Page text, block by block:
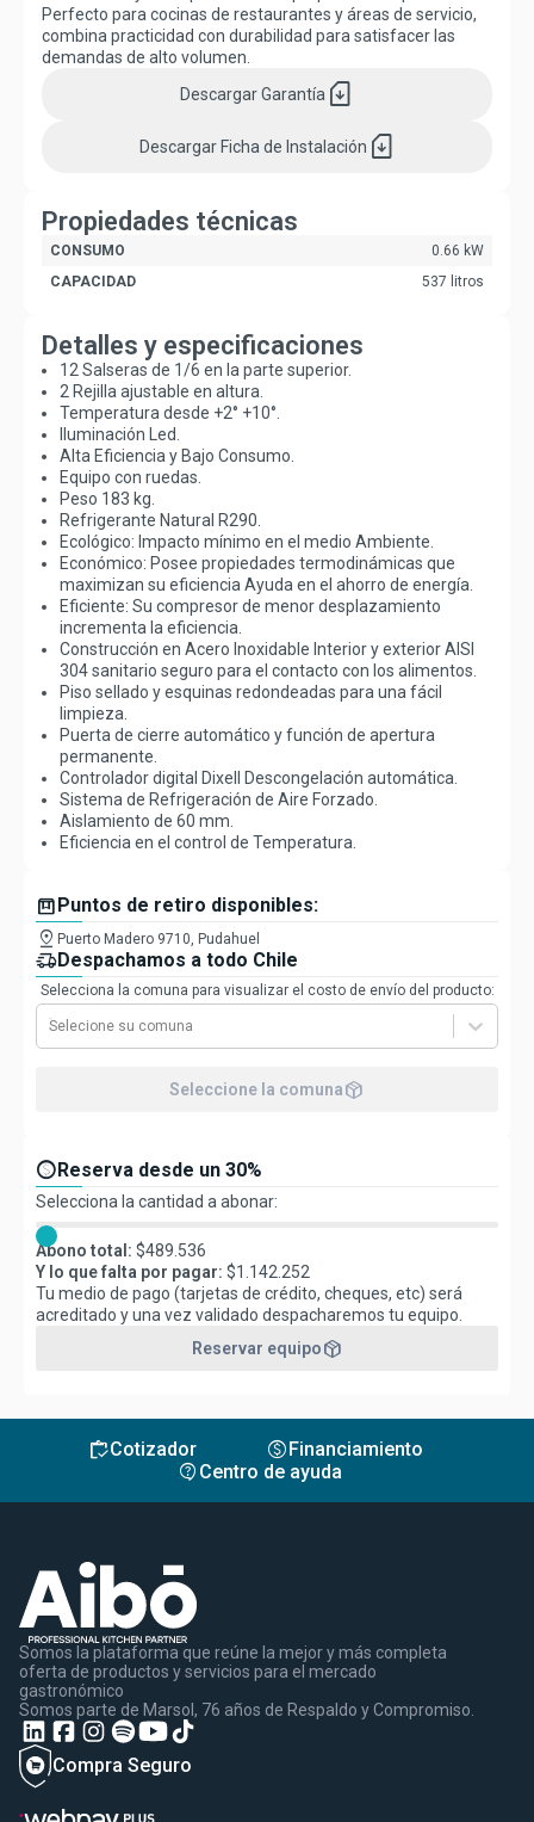
Perfecto para cocinas de restaurantes y áreas de servicio,
combina practicidad con durabilidad para satisfacer las
demandas de alto volumen.
DescargarGarantía sim_card_download
Descargar Ficha de Instalación sim_card_download
Propiedades técnicas
CONSUMO
0.66 kW
CAPACIDAD
537 litros
Detalles y especificaciones
12 Salseras de 1/6 en la parte superior.
2 Rejilla ajustable en altura.
Temperatura desde +2° +10°.
Iluminación Led.
Alta Eficiencia y Bajo Consumo.
Equipo con ruedas.
Peso 183 kg.
Refrigerante Natural R290.
Ecológico: Impacto mínimo en el medio Ambiente.
Económico: Posee propiedades termodinámicas que
maximizan su eficiencia Ayuda en el ahorro de energía.
Eficiente: Su compresor de menor desplazamiento
incrementa la eficiencia.
Construcción en Acero Inoxidable Interior y exterior AISI
304 sanitario seguro para el contacto con los alimentos.
Piso sellado y esquinas redondeadas para una fácil
limpieza.
Puerta de cierre automático y función de apertura
permanente.
Controlador digital Dixell Descongelación automática.
Sistema de Refrigeración de Aire Forzado.
Aislamiento de 60 mm.
Eficiencia en el control de Temperatura.
boxPuntos de retiro disponibles:
pin_drop Puerto Madero 9710, Pudahuel
delivery_truck_speedDespachamos a todo Chile
Selecciona la comuna para visualizar el costo de envío del producto:
Selecione su comuna
Seleccione la comunapackage_2
paidReserva desde un 30%
Selecciona la cantidad a abonar:
Abono total: $489.536
Y lo que falta por pagar: $1.142.252
Tu medio de pago (tarjetas de crédito, cheques, etc) será
acreditado y una vez validado despacharemos tu equipo.
Reservar equipopackage_2
inventoryCotizador monetization_onFinanciamiento
contact_support Centro de ayuda
Somos la plataforma que reúne la mejor y más completa
oferta de productos y servicios para el mercado
gastronómico
Somos parte de Marsol, 76 años de Respaldo y Compromiso.
Compra Seguro